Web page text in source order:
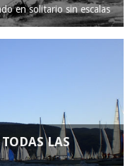
en solitario sin escalas
LAS